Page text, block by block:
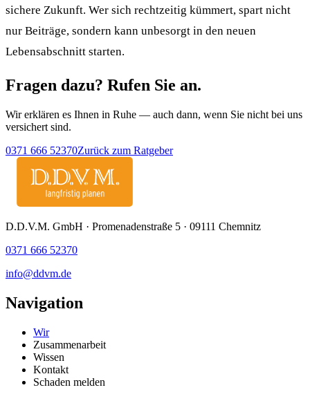
sichere Zukunft. Wer sich rechtzeitig kümmert, spart nicht
nur Beiträge, sondern kann unbesorgt in den neuen
Lebensabschnitt starten.
Fragen dazu? Rufen Sie an.
Wir erklären es Ihnen in Ruhe — auch dann, wenn Sie nicht bei uns
versichert sind.
0371 666 52370Zurück zum Ratgeber
D.D.V.M. GmbH · Promenadenstraße 5 · 09111 Chemnitz
0371 666 52370
info@ddvm.de
Navigation
Wir
Zusammenarbeit
Wissen
Kontakt
Schaden melden